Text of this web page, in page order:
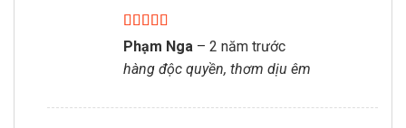
Được xếp
hạng5 5 sao
Phạm Nga – 2 năm trước
hàng độc quyền, thơm dịu êm